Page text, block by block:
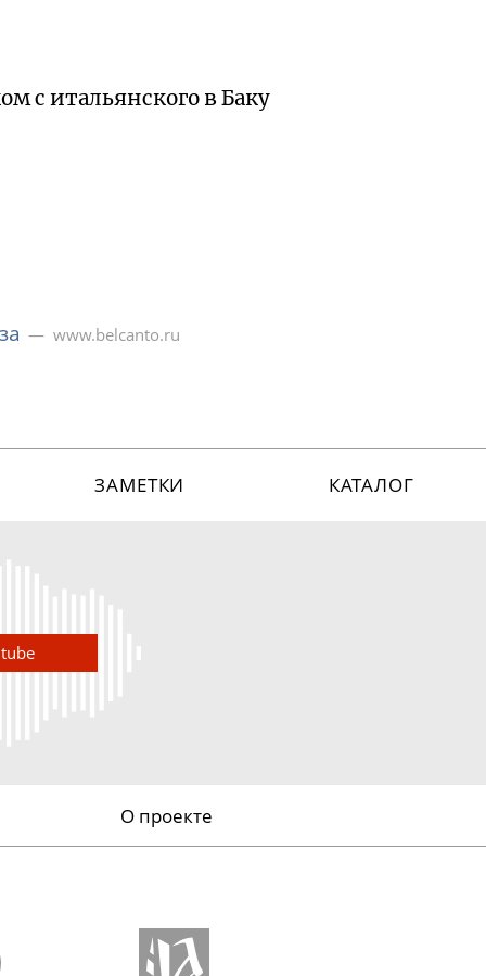
с итальянского в Баку
www.belcanto.ru
ЗАМЕТКИ КАТАЛОГ
О проекте